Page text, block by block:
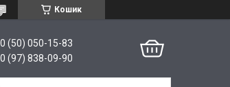
Кошик
(50) 050-15-83
(97) 838-09-90